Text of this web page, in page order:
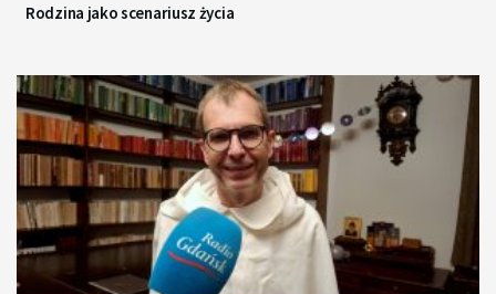
Rodzina jako scenariusz życia